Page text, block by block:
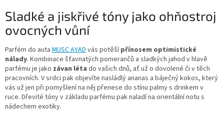
Sladké a jiskřivé tóny jako ohňostroj
ovocných vůní
Parfém do auta MUSC AYADvás potěšípřínosem optimistické
nálady. Kombinace šťavnatých pomerančů a sladkých jahod v hlavě
parfému je jako závan léta do vašich dnů, ať už o dovolené či v těch
pracovních. V srdci pak objevíte nasládlý ananas a báječný kokos, který
vás už jen při pomyšlení na něj přenese do stínu palmy s drinkem v
ruce. Dřevité tóny v základu parfému pak naladí na orientální notu s
nádechem exotiky.